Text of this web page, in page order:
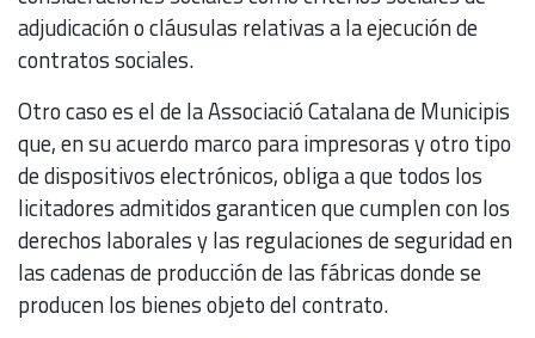
adjudicación o cláusulas relativas a la ejecución de
contratos sociales.
Otro caso es el de la Associació Catalana de Municipis
que, en su acuerdo marco para impresoras y otro tipo
de dispositivos electrónicos, obliga a que todos los
licitadores admitidos garanticen que cumplen con los
derechos laborales y las regulaciones de seguridad en
las cadenas de producción de las fábricas donde se
producen los bienes objeto del contrato.